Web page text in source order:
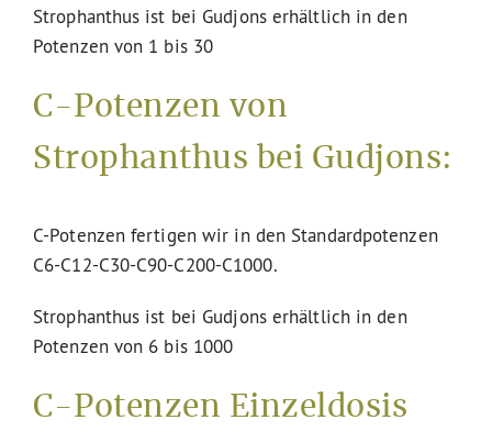
Strophanthus ist bei Gudjons erhältlich in den
Potenzen von 1 bis 30
C-Potenzen von
Strophanthus bei Gudjons:
C-Potenzen fertigen wir in den Standardpotenzen
C6-C12-C30-C90-C200-C1000.
Strophanthus ist bei Gudjons erhältlich in den
Potenzen von 6 bis 1000
C-Potenzen Einzeldosis